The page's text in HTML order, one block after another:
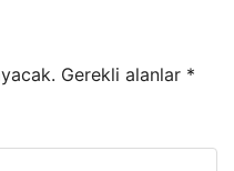
Gerekli alanlar *